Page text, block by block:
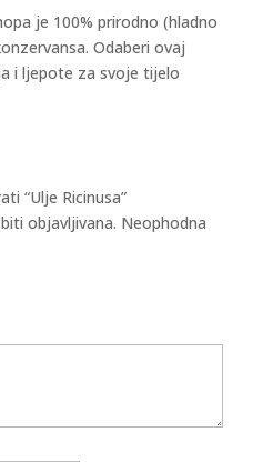
je 100% prirodno (hladno
Odaberi ovaj
i ljepote za svoje tijelo
“Ulje Ricinusa”
objavljivana. Neophodna